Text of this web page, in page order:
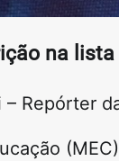
na
Repórter